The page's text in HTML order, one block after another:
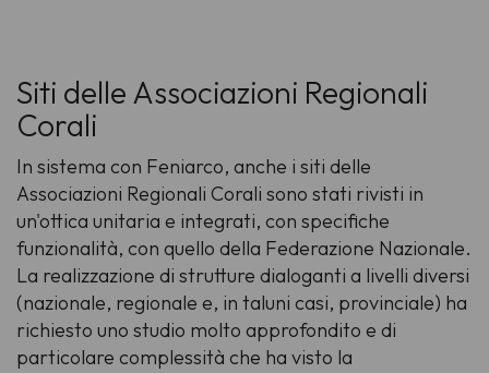
Siti delle Associazioni Regionali
Corali
In sistema con Feniarco, anche i siti delle
Associazioni Regionali Corali sono stati rivisti in
un'ottica unitaria e integrati, con specifiche
funzionalità, con quello della Federazione Nazionale.
La realizzazione di strutture dialoganti a livelli diversi
(nazionale, regionale e, in taluni casi, provinciale) ha
richiesto uno studio molto approfondito e di
particolare complessità che ha visto la